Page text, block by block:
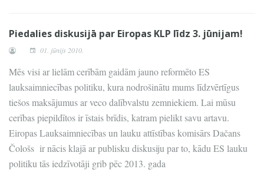
Piedalies diskusijā par Eiropas KLP līdz 3. jūnijam!
01. jūnijs 2010.
Mēs visi ar lielām cerībām gaidām jauno reformēto ES
lauksaimniecības politiku, kura nodrošinātu mums līdzvērtīgus
tiešos maksājumus ar veco dalībvalstu zemniekiem. Lai mūsu
cerības piepildītos ir īstais brīdis, katram pielikt savu artavu.
Eiropas Lauksaimniecības un lauku attīstības komisārs Dačans
Čološs ir nācis klajā ar publisku diskusiju par to, kādu ES lauku
politiku tās iedzīvotāji grib pēc 2013. gada